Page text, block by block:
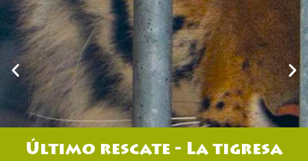
Último rescate - La tigresa